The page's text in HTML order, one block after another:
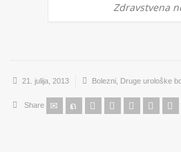
Zdravstvena
21. julija, 2013 Bolezni Druge urološke
Share